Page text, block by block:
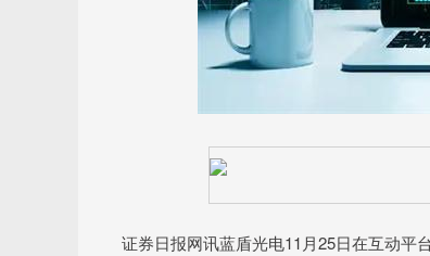
证券日报网讯蓝盾光电11月25日在互动平